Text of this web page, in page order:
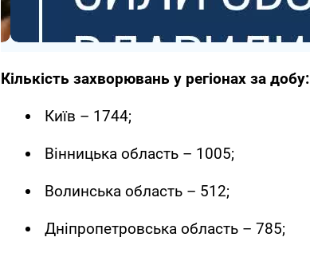
Кількість захворювань у регіонах за добу:
Київ – 1744;
Вінницька область – 1005;
Волинська область – 512;
Дніпропетровська область – 785;